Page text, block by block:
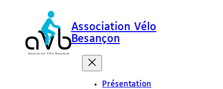
Association Vélo
Besançon
Présentation